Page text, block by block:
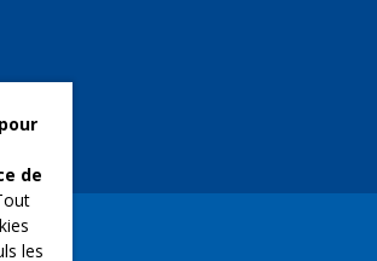
de
les